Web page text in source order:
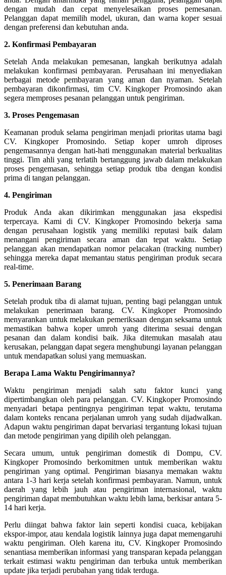
dengan mudah dan cepat menyelesaikan proses pemesanan.
Pelanggan dapat memilih model, ukuran, dan warna koper sesuai
dengan preferensi dan kebutuhan anda.
2. Konfirmasi Pembayaran
Setelah Anda melakukan pemesanan, langkah berikutnya adalah
melakukan konfirmasi pembayaran. Perusahaan ini menyediakan
berbagai metode pembayaran yang aman dan nyaman. Setelah
pembayaran dikonfirmasi, tim CV. Kingkoper Promosindo akan
segera memproses pesanan pelanggan untuk pengiriman.
3. Proses Pengemasan
Keamanan produk selama pengiriman menjadi prioritas utama bagi
CV. Kingkoper Promosindo. Setiap koper umroh diproses
pengemasannya dengan hati-hati menggunakan material berkualitas
tinggi. Tim ahli yang terlatih bertanggung jawab dalam melakukan
proses pengemasan, sehingga setiap produk tiba dengan kondisi
prima di tangan pelanggan.
4. Pengiriman
Produk Anda akan dikirimkan menggunakan jasa ekspedisi
terpercaya. Kami di CV. Kingkoper Promosindo bekerja sama
dengan perusahaan logistik yang memiliki reputasi baik dalam
menangani pengiriman secara aman dan tepat waktu. Setiap
pelanggan akan mendapatkan nomor pelacakan (tracking number)
sehingga mereka dapat memantau status pengiriman produk secara
real-time.
5. Penerimaan Barang
Setelah produk tiba di alamat tujuan, penting bagi pelanggan untuk
melakukan penerimaan barang. CV. Kingkoper Promosindo
menyarankan untuk melakukan pemeriksaan dengan seksama untuk
memastikan bahwa koper umroh yang diterima sesuai dengan
pesanan dan dalam kondisi baik. Jika ditemukan masalah atau
kerusakan, pelanggan dapat segera menghubungi layanan pelanggan
untuk mendapatkan solusi yang memuaskan.
Berapa Lama Waktu Pengirimannya?
Waktu pengiriman menjadi salah satu faktor kunci yang
dipertimbangkan oleh para pelanggan. CV. Kingkoper Promosindo
menyadari betapa pentingnya pengiriman tepat waktu, terutama
dalam konteks rencana perjalanan umroh yang sudah dijadwalkan.
Adapun waktu pengiriman dapat bervariasi tergantung lokasi tujuan
dan metode pengiriman yang dipilih oleh pelanggan.
Secara umum, untuk pengiriman domestik di Dompu, CV.
Kingkoper Promosindo berkomitmen untuk memberikan waktu
pengiriman yang optimal. Pengiriman biasanya memakan waktu
antara 1-3 hari kerja setelah konfirmasi pembayaran. Namun, untuk
daerah yang lebih jauh atau pengiriman internasional, waktu
pengiriman dapat membutuhkan waktu lebih lama, berkisar antara 5-
14 hari kerja.
Perlu diingat bahwa faktor lain seperti kondisi cuaca, kebijakan
ekspor-impor, atau kendala logistik lainnya juga dapat memengaruhi
waktu pengiriman. Oleh karena itu, CV. Kingkoper Promosindo
senantiasa memberikan informasi yang transparan kepada pelanggan
terkait estimasi waktu pengiriman dan terbuka untuk memberikan
update jika terjadi perubahan yang tidak terduga.